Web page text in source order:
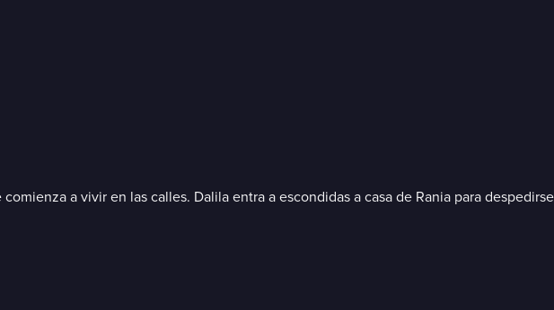
a vivir en las calles. Dalila entra a escondidas a casa de Rania para